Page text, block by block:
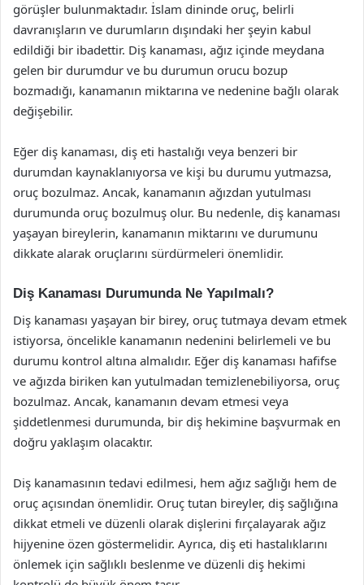
görüşler bulunmaktadır. İslam dininde oruç, belirli
davranışların ve durumların dışındaki her şeyin kabul
edildiği bir ibadettir. Diş kanaması, ağız içinde meydana
gelen bir durumdur ve bu durumun orucu bozup
bozmadığı, kanamanın miktarına ve nedenine bağlı olarak
değişebilir.
Eğer diş kanaması, diş eti hastalığı veya benzeri bir
durumdan kaynaklanıyorsa ve kişi bu durumu yutmazsa,
oruç bozulmaz. Ancak, kanamanın ağızdan yutulması
durumunda oruç bozulmuş olur. Bu nedenle, diş kanaması
yaşayan bireylerin, kanamanın miktarını ve durumunu
dikkate alarak oruçlarını sürdürmeleri önemlidir.
Diş Kanaması Durumunda Ne Yapılmalı?
Diş kanaması yaşayan bir birey, oruç tutmaya devam etmek
istiyorsa, öncelikle kanamanın nedenini belirlemeli ve bu
durumu kontrol altına almalıdır. Eğer diş kanaması hafifse
ve ağızda biriken kan yutulmadan temizlenebiliyorsa, oruç
bozulmaz. Ancak, kanamanın devam etmesi veya
şiddetlenmesi durumunda, bir diş hekimine başvurmak en
doğru yaklaşım olacaktır.
Diş kanamasının tedavi edilmesi, hem ağız sağlığı hem de
oruç açısından önemlidir. Oruç tutan bireyler, diş sağlığına
dikkat etmeli ve düzenli olarak dişlerini fırçalayarak ağız
hijyenine özen göstermelidir. Ayrıca, diş eti hastalıklarını
önlemek için sağlıklı beslenme ve düzenli diş hekimi